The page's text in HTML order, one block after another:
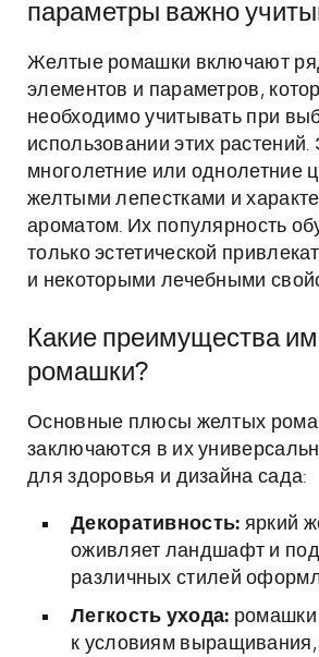
параметры важно
Желтые ромашки включают
элементов и параметров,
необходимо учитывать при
использовании этих растений.
многолетние или однолетние
желтыми лепестками и
ароматом. Их популярность
только эстетической
и некоторыми лечебными
Какие преимущества
ромашки?
Основные плюсы желтых
заключаются в их
для здоровья и дизайна сада:
Декоративность: яркий
оживляет ландшафт и
различных стилей
Легкость ухода:
к условиям выращивания,